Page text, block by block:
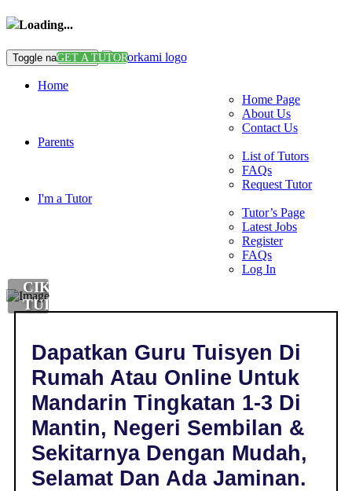
Loading...
Toggle navigationGET A TUTOR
Home
Home Page
About Us
Contact Us
Parents
List of Tutors
FAQs
Request Tutor
I'm a Tutor
Tutor’s Page
Latest Jobs
Register
FAQs
Log In
CIKGU
TUISYEN
MANTIN,
NEGERI
SEMBILAN
TINGKATAN
1-
Dapatkan Guru Tuisyen Di
Rumah Atau Online Untuk
Mandarin Tingkatan 1-3 Di
Mantin, Negeri Sembilan &
Sekitarnya Dengan Mudah,
Selamat Dan Ada Jaminan.